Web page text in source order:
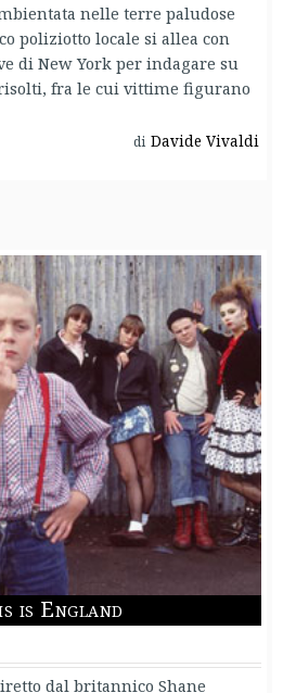
nelle terre paludose
poliziotto locale si allea con
di New York per indagare su
fra le cui vittime figurano
di Davide Vivaldi
is England
dal britannico Shane